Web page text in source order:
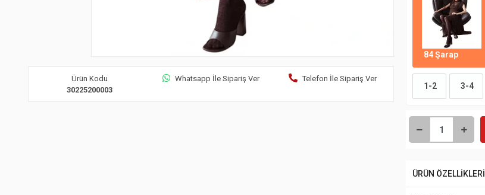
Ürün Kodu
30225200003
Whatsapp İle Sipariş Ver Telefon İle Sipariş Ver
84 Şarap
1-2 3-4
ÜRÜN ÖZELLİKLERİ